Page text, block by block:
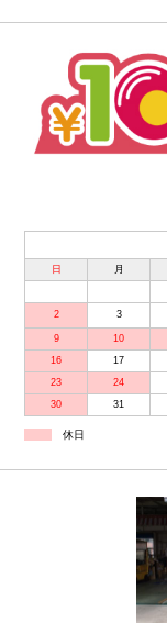
日 月
2 3
9 10
16
17
23
24
30
31
休日